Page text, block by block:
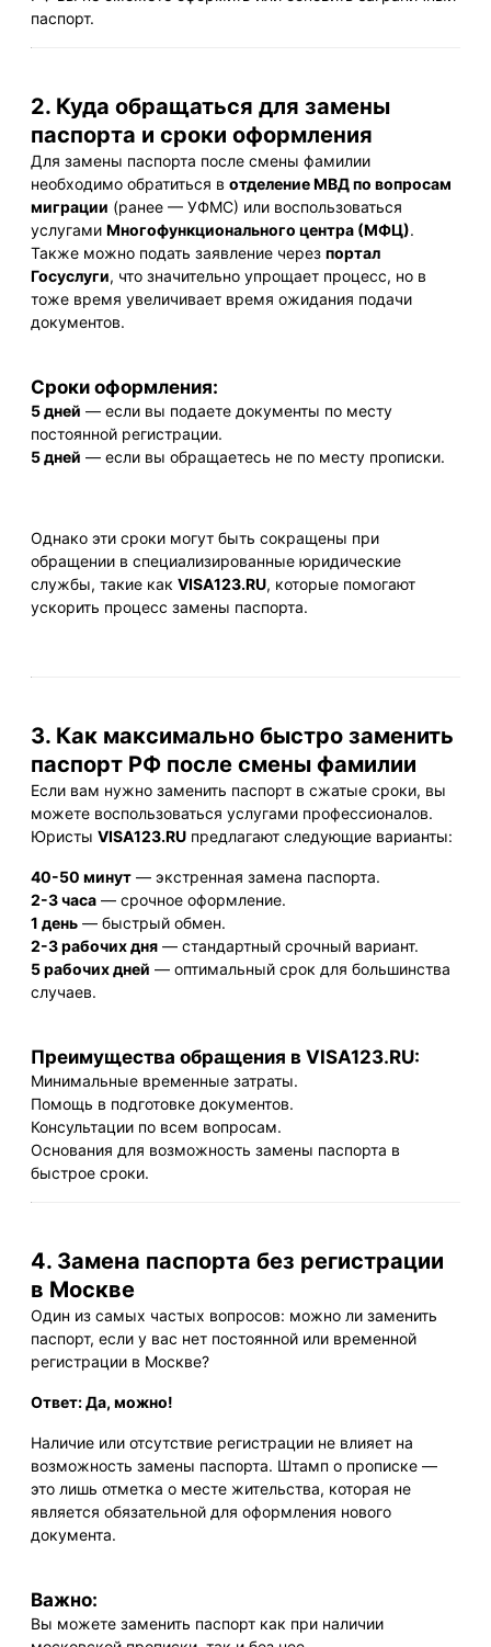
паспорт.
2. Куда обращаться для замены
паспорта и сроки оформления
Для замены паспорта после смены фамилии
необходимо обратиться в отделение МВД по вопросам
миграции (ранее — УФМС) или воспользоваться
услугами Многофункционального центра (МФЦ).
Также можно подать заявление через портал
Госуслуги, что значительно упрощает процесс, но в
тоже время увеличивает время ожидания подачи
документов.
Сроки оформления:
5 дней — если вы подаете документы по месту
постоянной регистрации.
5 дней — если вы обращаетесь не по месту прописки.
Однако эти сроки могут быть сокращены при
обращении в специализированные юридические
службы, такие как VISA123.RU, которые помогают
ускорить процесс замены паспорта.
3. Как максимально быстро заменить
паспорт РФ после смены фамилии
Если вам нужно заменить паспорт в сжатые сроки, вы
можете воспользоваться услугами профессионалов.
Юристы VISA123.RU предлагают следующие варианты:
40-50 минут — экстренная замена паспорта.
2-3 часа — срочное оформление.
1 день — быстрый обмен.
2-3 рабочих дня — стандартный срочный вариант.
5 рабочих дней — оптимальный срок для большинства
случаев.
Преимущества обращения в VISA123.RU:
Минимальные временные затраты.
Помощь в подготовке документов.
Консультации по всем вопросам.
Основания для возможность замены паспорта в
быстрое сроки.
4. Замена паспорта без регистрации
в Москве
Один из самых частых вопросов: можно ли заменить
паспорт, если у вас нет постоянной или временной
регистрации в Москве?
Ответ: Да, можно!
Наличие или отсутствие регистрации не влияет на
возможность замены паспорта. Штамп о прописке —
это лишь отметка о месте жительства, которая не
является обязательной для оформления нового
документа.
Важно:
Вы можете заменить паспорт как при наличии